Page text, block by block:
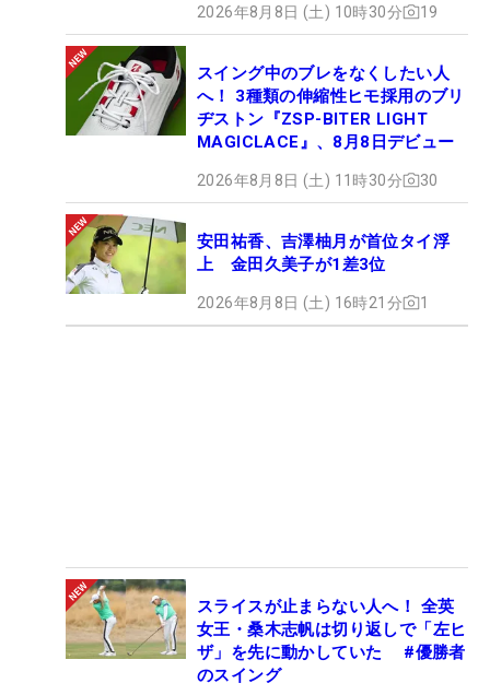
2026年8月8日 (土) 10時30分 19
スイング中のブレをなくしたい人
へ！ 3種類の伸縮性ヒモ採用のブリ
ヂストン『ZSP-BITER LIGHT
MAGICLACE』、8月8日デビュー
2026年8月8日 (土) 11時30分 30
安田祐香、吉澤柚月が首位タイ浮
上 金田久美子が1差3位
2026年8月8日 (土) 16時21分 1
スライスが止まらない人へ！ 全英
女王・桑木志帆は切り返しで「左ヒ
ザ」を先に動かしていた #優勝者
のスイング